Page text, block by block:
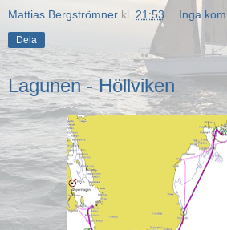
Mattias Bergströmner kl. 21:53 Inga
Dela
Lagunen - Höllviken